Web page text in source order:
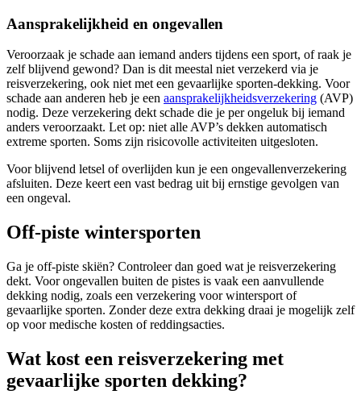
Aansprakelijkheid en ongevallen
Veroorzaak je schade aan iemand anders tijdens een sport, of raak je
zelf blijvend gewond? Dan is dit meestal niet verzekerd via je
reisverzekering, ook niet met een gevaarlijke sporten-dekking. Voor
schade aan anderen heb je een aansprakelijkheids­verzekering (AVP)
nodig. Deze verzekering dekt schade die je per ongeluk bij iemand
anders veroorzaakt. Let op: niet alle AVP’s dekken automatisch
extreme sporten. Soms zijn risicovolle activiteiten uitgesloten.
Voor blijvend letsel of overlijden kun je een ongevallenverzekering
afsluiten. Deze keert een vast bedrag uit bij ernstige gevolgen van
een ongeval.
Off-piste wintersporten
Ga je off-piste skiën? Controleer dan goed wat je reisverzekering
dekt. Voor ongevallen buiten de pistes is vaak een aanvullende
dekking nodig, zoals een verzekering voor wintersport of
gevaarlijke sporten. Zonder deze extra dekking draai je mogelijk zelf
op voor medische kosten of reddingsacties.
Wat kost een reisverzekering met
gevaarlijke sporten dekking?